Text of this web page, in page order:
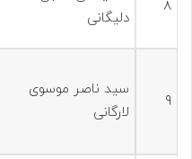
۸
دلیگانی
۹
سید ناصر موسوی
لارگانی